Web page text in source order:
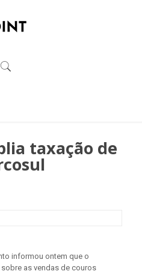
taxação de
informou ontem que o
as vendas de couros